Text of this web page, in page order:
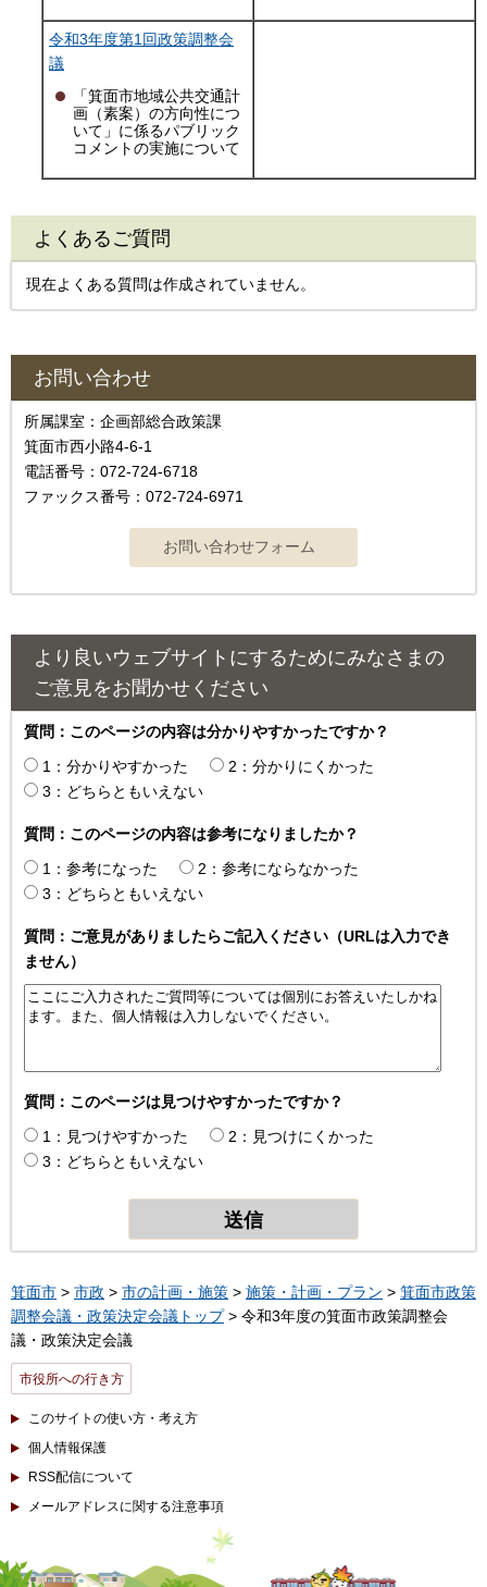
令和3年度第1回政策調整会
議
「箕面市地域公共交通計
画（素案）の方向性につ
いて」に係るパブリック
コメントの実施について
よくあるご質問
現在よくある質問は作成されていません。
お問い合わせ
所属課室：企画部総合政策課
箕面市西小路4‐6‐1
電話番号：072-724-6718
ファックス番号：072-724-6971
より良いウェブサイトにするためにみなさまの
ご意見をお聞かせください
質問：このページの内容は分かりやすかったですか？
1：分かりやすかった
2：分かりにくかった
3：どちらともいえない
質問：このページの内容は参考になりましたか？
1：参考になった
2：参考にならなかった
3：どちらともいえない
質問：ご意見がありましたらご記入ください（URLは入力でき
ません）
質問：このページは見つけやすかったですか？
1：見つけやすかった
2：見つけにくかった
3：どちらともいえない
箕面市 > 市政 > 市の計画・施策 > 施策・計画・プラン > 箕面市政策
調整会議・政策決定会議トップ> 令和3年度の箕面市政策調整会
議・政策決定会議
市役所への行き方
このサイトの使い方・考え方
個人情報保護
RSS配信について
メールアドレスに関する注意事項